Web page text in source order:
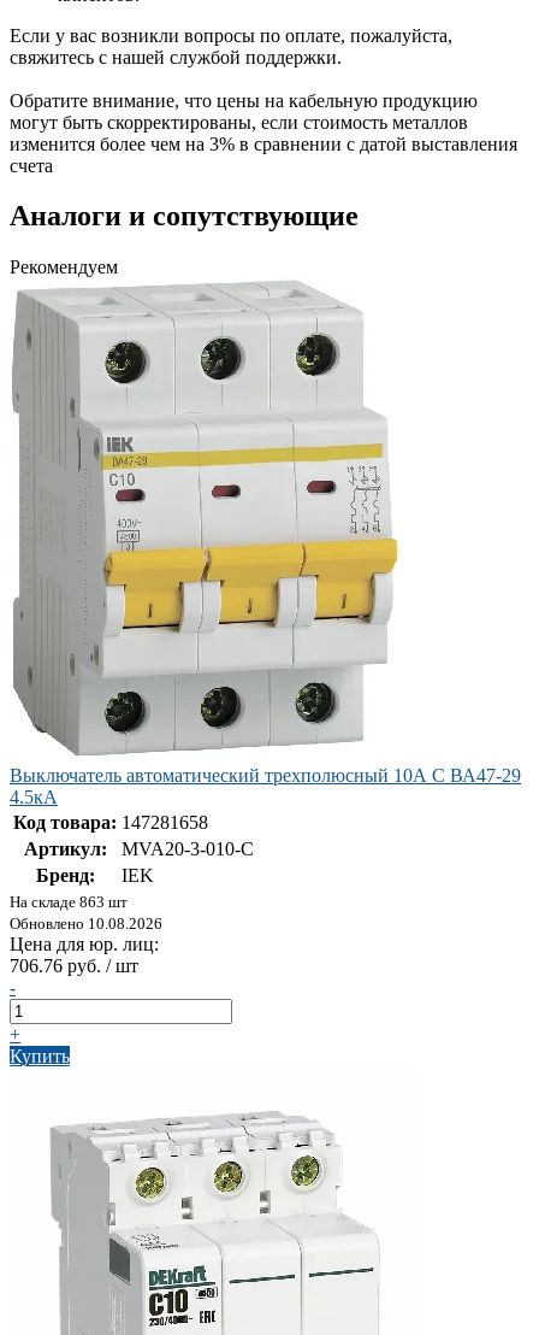
Если у вас возникли вопросы по оплате, пожалуйста,
свяжитесь с нашей службой поддержки.
Обратите внимание, что цены на кабельную продукцию
могут быть скорректированы, если стоимость металлов
изменится более чем на 3% в сравнении с датой выставления
счета
Аналоги и сопутствующие
Рекомендуем
Выключатель автоматический трехполюсный 10А C ВА47-29
4.5кА
Код товара: 147281658
Артикул:
MVA20-3-010-C
Бренд:
IEK
На складе 863 шт
Обновлено 10.08.2026
Цена для юр. лиц:
706.76 руб. / шт
-
+
Купить